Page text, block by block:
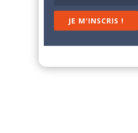
JE M'INSCRIS !